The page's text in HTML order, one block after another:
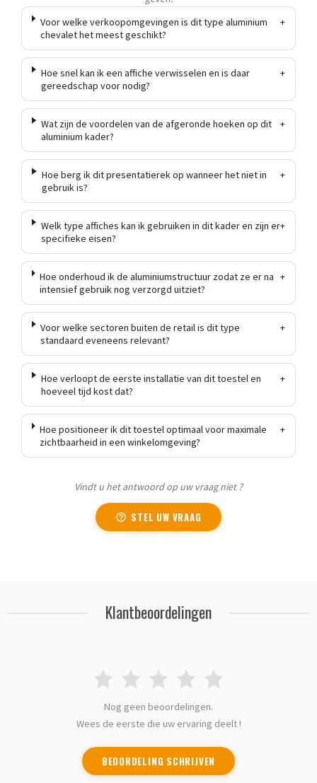
Voor welke verkoopomgevingen is dit type aluminium
chevalet het meest geschikt?
+
Hoe snel kan ik een affiche verwisselen en is daar
gereedschap voor nodig?
+
Wat zijn de voordelen van de afgeronde hoeken op dit
aluminium kader?
+
Hoe berg ik dit presentatierek op wanneer het niet in
gebruik is?
+
Welk type affiches kan ik gebruiken in dit kader en zijn er
specifieke eisen?
+
Hoe onderhoud ik de aluminiumstructuur zodat ze er na
intensief gebruik nog verzorgd uitziet?
+
Voor welke sectoren buiten de retail is dit type
standaard eveneens relevant?
+
Hoe verloopt de eerste installatie van dit toestel en
hoeveel tijd kost dat?
+
Hoe positioneer ik dit toestel optimaal voor maximale
zichtbaarheid in een winkelomgeving?
+
Vindt u het antwoord op uw vraag niet ?
STEL UW VRAAG
Klantbeoordelingen
Nog geen beoordelingen.
Wees de eerste die uw ervaring deelt !
BEOORDELING SCHRIJVEN